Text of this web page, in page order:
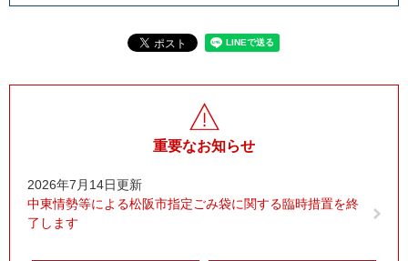
重要なお知らせ
2026年7月14日更新
中東情勢等による松阪市指定ごみ袋に関する臨時措置を終
了します